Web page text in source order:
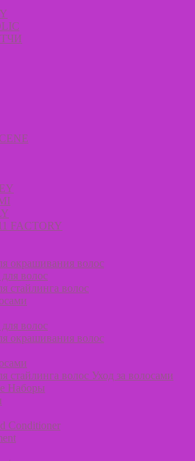
FACTORY
окрашивания волос
волос
стайлинга волос
волос
окрашивания волос
стайлинга волос Уход за волосами
Наборы
Conditioner